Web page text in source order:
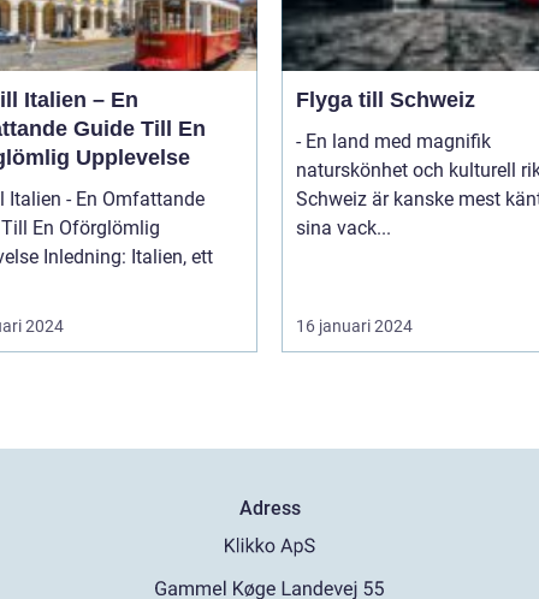
Italien – En
Guide Till En
Upplevelse
Italien - En Omfattande
En Oförglömlig
Italien, ett
2024
Flyga till Schweiz
- En land med magnifik
naturskönhet och kulturell
Schweiz är kanske mest
sina vack...
16 januari 2024
Adress